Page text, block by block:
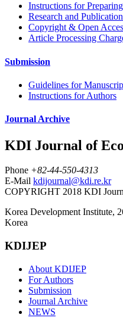
Instructions for
Research and
Copyright & Open
Article Processing
Submission
Guidelines for
Instructions for Authors
Journal Archive
KDI Journal of
Phone +82-44-550-4313
E-Mail kdijournal@kdi.re.kr
COPYRIGHT 2018 KDI
Korea Development Institute,
Korea
KDIJEP
About KDIJEP
For Authors
Submission
Journal Archive
NEWS